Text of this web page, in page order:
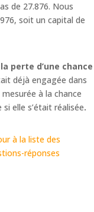
de 27.876. Nous
soit un capital de
perte d’une chance
déjà engagée dans
à la chance
elle s’était réalisée.
à la liste des
réponses